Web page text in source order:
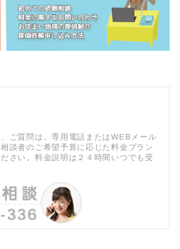
ご質問は、専用電話またはWEBメール
談者のご希望予算に応じた料金プラン
さい。料金説明は２４時間いつでも受